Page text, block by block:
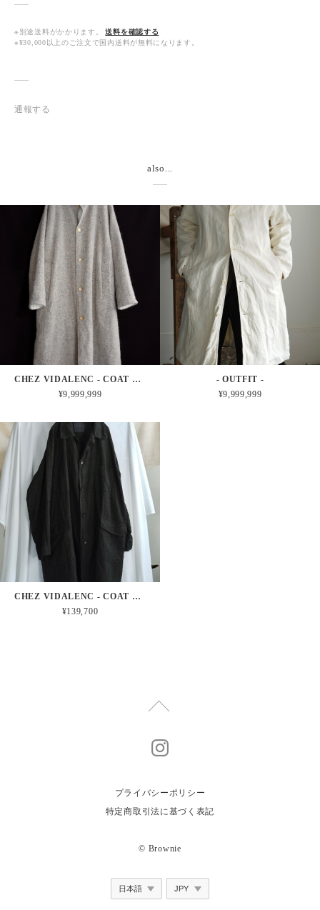
※別途送料がかかります。
送料を確認する
※¥30,000以上のご注文で国内送料が無料になります。
通報する
also...
CHEZ VIDALENC - COAT BOBI HARRIS TWEED FELT (MOON)
¥9,999,999
- OUTFIT -
¥9,999,999
CHEZ VIDALENC - COAT MALBO - ANTIC LINEN / BLACK
¥139,700
プライバシーポリシー
特定商取引法に基づく表記
© Brownie